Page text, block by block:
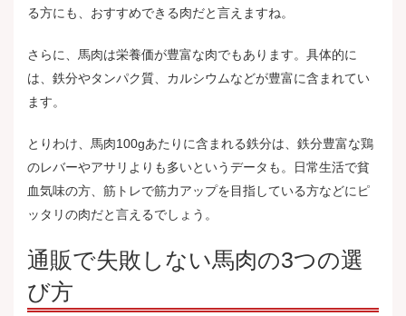
る方にも、おすすめできる肉だと言えますね。
さらに、馬肉は栄養価が豊富な肉でもあります。具体的に
は、鉄分やタンパク質、カルシウムなどが豊富に含まれてい
ます。
とりわけ、馬肉100gあたりに含まれる鉄分は、鉄分豊富な鶏
のレバーやアサリよりも多いというデータも。日常生活で貧
血気味の方、筋トレで筋力アップを目指している方などにピ
ッタリの肉だと言えるでしょう。
通販で失敗しない馬肉の3つの選
び方